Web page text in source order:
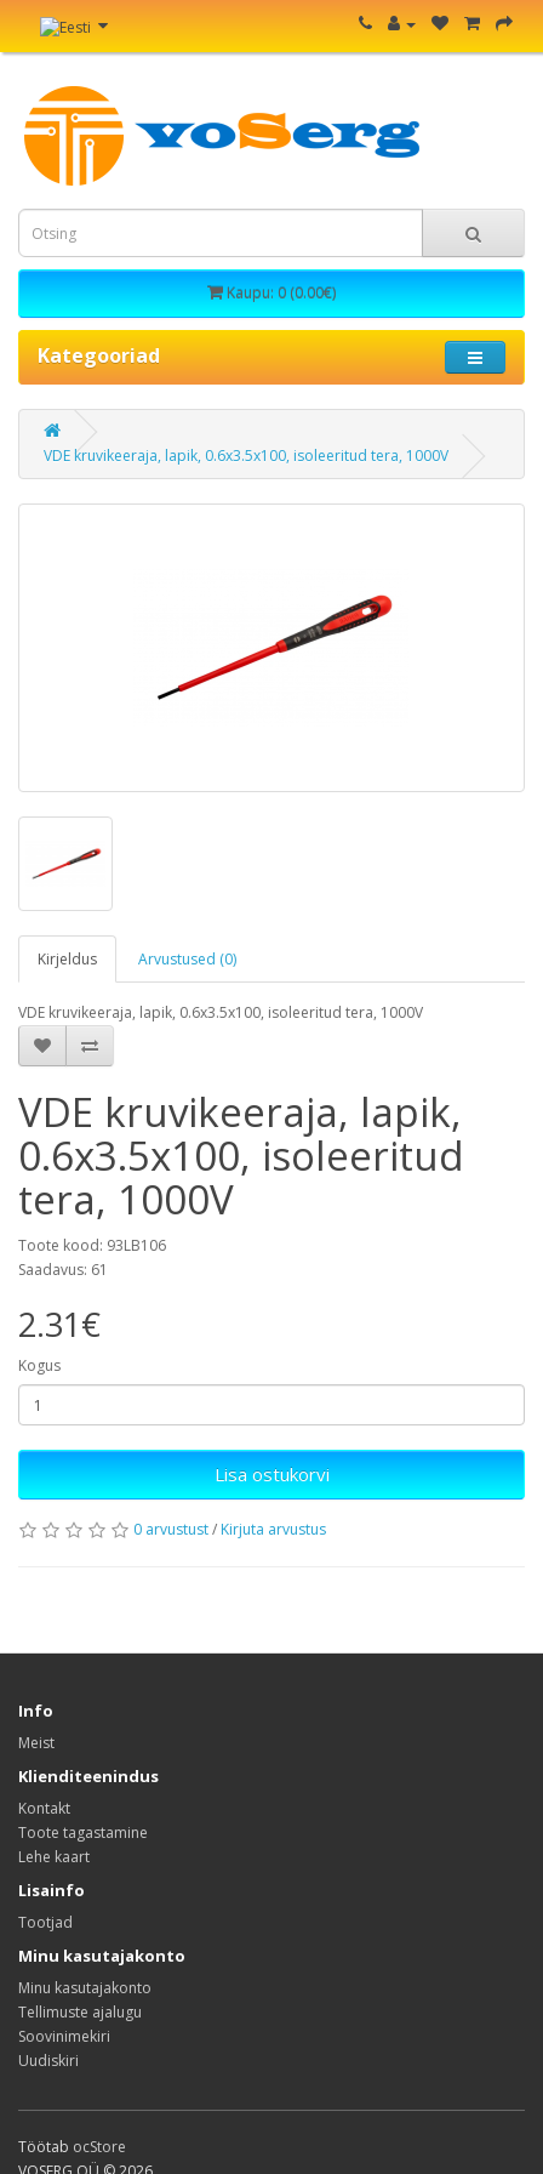
Kaupu: 0 (0.00€)
Kategooriad
VDE kruvikeeraja, lapik, 0.6x3.5x100, isoleeritud tera, 1000V
Kirjeldus Arvustused (0)
VDE kruvikeeraja, lapik, 0.6x3.5x100, isoleeritud tera, 1000V
VDE kruvikeeraja, lapik,
0.6x3.5x100, isoleeritud
tera, 1000V
Toote kood: 93LB106
Saadavus: 61
2.31€
Kogus
Lisa ostukorvi
0 arvustust/ Kirjuta arvustus
Info
Meist
Klienditeenindus
Kontakt
Toote tagastamine
Lehe kaart
Lisainfo
Tootjad
Minu kasutajakonto
Minu kasutajakonto
Tellimuste ajalugu
Soovinimekiri
Uudiskiri
Töötab ocStore